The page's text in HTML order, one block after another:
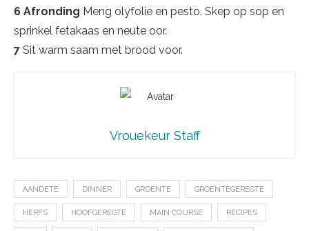
6 Afronding Meng olyfolie en pesto. Skep op sop en
sprinkel fetakaas en neute oor.
7 Sit warm saam met brood voor.
Vrouekeur Staff
AANDETE DINNER GROENTE GROENTEGEREGTE
HERFS HOOFGEREGTE MAIN COURSE RECIPES